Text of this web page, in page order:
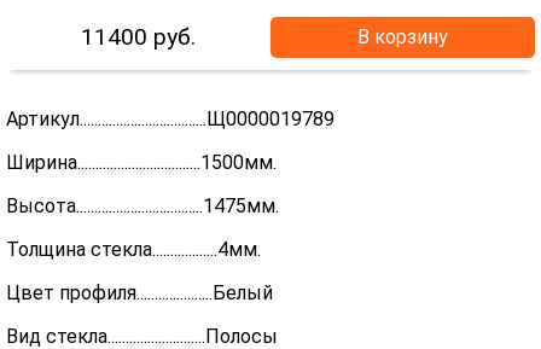
11400 руб. В корзину
Артикул...................................Щ0000019789
Ширина..................................1500мм.
Высота...................................1475мм.
Толщина стекла..................4мм.
Цвет профиля.....................Белый
Вид стекла...........................Полосы